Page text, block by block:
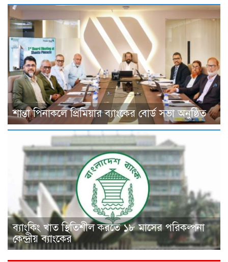
শান্তা পিনাকলে প্রিমিয়ার ব্যাংকের বোর্ড সভা অনুষ্ঠিত
ব্যাংকিং খাত স্থিতিশীল করতে ১৮ মাসের পরিকল্পনা
কেন্দ্রীয় ব্যাংকের